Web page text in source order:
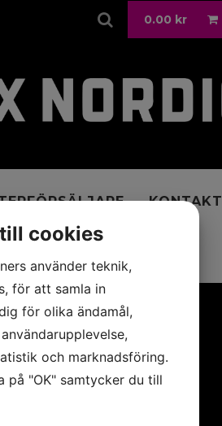
0.00 kr
KONTAKT
cookies
använder teknik,
för att samla in
för olika ändamål,
och marknadsföring.
på "OK" samtycker du till